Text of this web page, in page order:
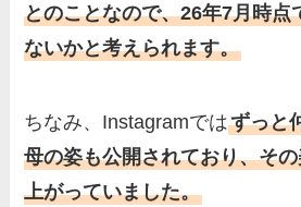
とのことなので、26年7月時点
ないかと考えられます。
ちなみ、Instagramではずっと
母の姿も公開されており、そ
上がっていました。